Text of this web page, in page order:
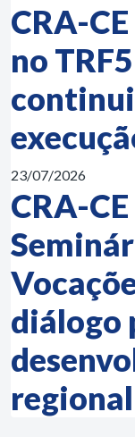
CRA-
no
23/07/2026
CRA-
diálogo
regional